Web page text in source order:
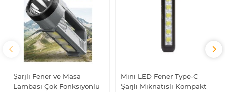
Şarjlı Fener ve Masa
Lambası Çok Fonksiyonlu
Mini LED Fener Type-C
Şarjlı Mıknatıslı Kompakt